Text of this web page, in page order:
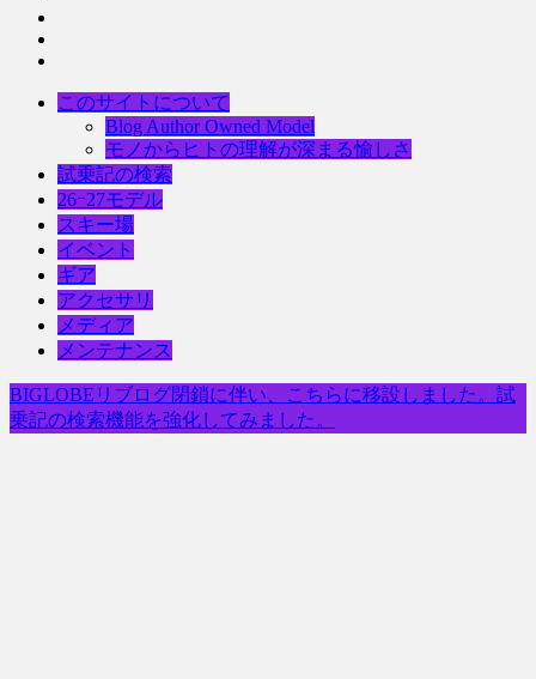
このサイトについて
Blog Author Owned Model
モノからヒトの理解が深まる愉しさ
試乗記の検索
26ｰ27モデル
スキー場
イベント
ギア
アクセサリ
メディア
メンテナンス
BIGLOBEリブログ閉鎖に伴い、こちらに移設しました。試
乗記の検索機能を強化してみました。